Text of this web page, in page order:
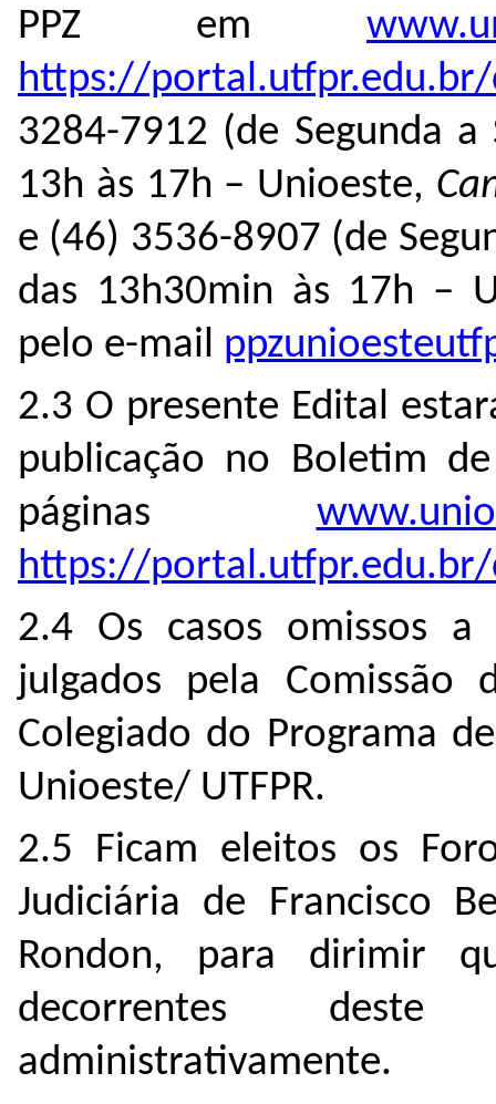
PPZ em
https://portal.utfpr.edu.br/
3284-7912 (de Segunda
13h às 17h – Unioeste,
e (46) 3536-8907 (de
das 13h30min às 17h –
pelo e-mail
2.3 O presente Edital
publicação no Boletim
páginas
https://
2.4 Os casos omissos
julgados pela Comissão
Colegiado do Programa
Unioeste/ UTFPR.
2.5 Ficam eleitos os
Judiciária de Francisco
Rondon, para dirimir
decorrentes
administrativamente.